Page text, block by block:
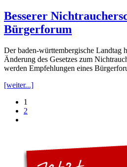
Besserer
Bürgerforum
Der baden-württembergische Landtag
Änderung des Gesetzes zum
werden Empfehlungen eines
[weiter...]
1
2